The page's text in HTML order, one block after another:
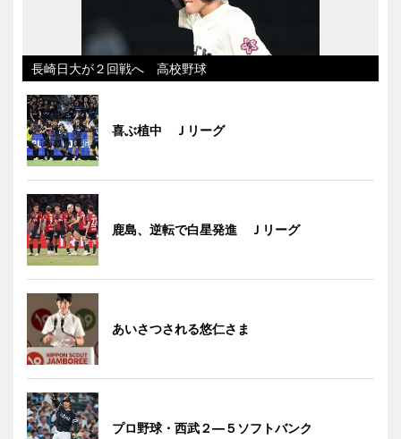
長崎日大が２回戦へ 高校野球
喜ぶ植中 Ｊリーグ
鹿島、逆転で白星発進 Ｊリーグ
あいさつされる悠仁さま
プロ野球・西武２―５ソフトバンク